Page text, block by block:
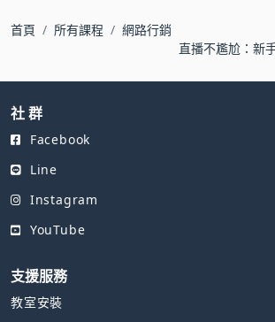
首頁 所有課程
網路行銷
直播不尷尬：新
社 群
Facebook
Line
Instagram
YouTube
支援服務
教室安裝